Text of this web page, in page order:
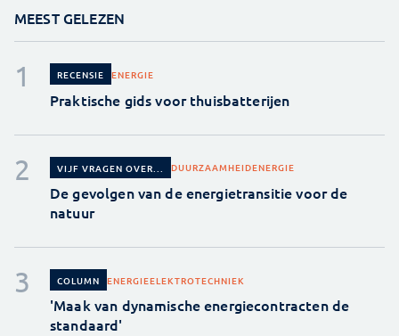
MEEST GELEZEN
RECENSIE ENERGIE
Praktische gids voor thuisbatterijen
VIJF VRAGEN OVER... DUURZAAMHEIDENERGIE
De gevolgen van de energietransitie voor de
natuur
COLUMN ENERGIEELEKTROTECHNIEK
'Maak van dynamische energiecontracten de
standaard'